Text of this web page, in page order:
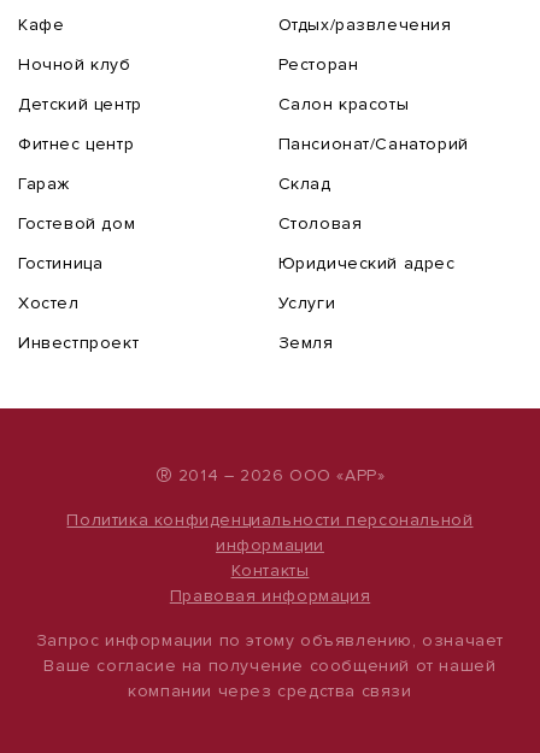
Кафе
Ночной клуб
Детский центр
Фитнес центр
Гараж
Гостевой дом
Гостиница
Хостел
Инвестпроект
Отдых/развлечения
Ресторан
Салон красоты
Пансионат/Санаторий
Склад
Столовая
Юридический адрес
Услуги
Земля
® 2014 – 2026 ООО «АРР»
Политика конфиденциальности персональной
информации
Контакты
Правовая информация
Запрос информации по этому объявлению, означает
Ваше согласие на получение сообщений от нашей
компании через средства связи